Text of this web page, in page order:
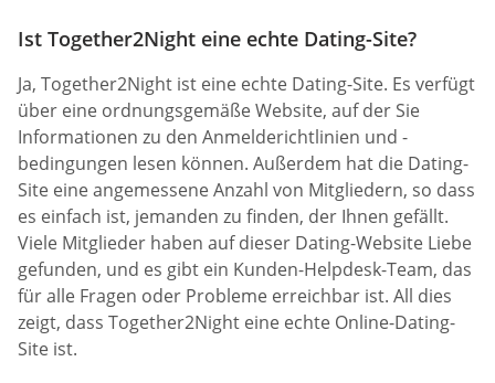
Ist Together2Night eine echte Dating-Site?
Ja, Together2Night ist eine echte Dating-Site. Es verfügt
über eine ordnungsgemäße Website, auf der Sie
Informationen zu den Anmelderichtlinien und -
bedingungen lesen können. Außerdem hat die Dating-
Site eine angemessene Anzahl von Mitgliedern, so dass
es einfach ist, jemanden zu finden, der Ihnen gefällt.
Viele Mitglieder haben auf dieser Dating-Website Liebe
gefunden, und es gibt ein Kunden-Helpdesk-Team, das
für alle Fragen oder Probleme erreichbar ist. All dies
zeigt, dass Together2Night eine echte Online-Dating-
Site ist.